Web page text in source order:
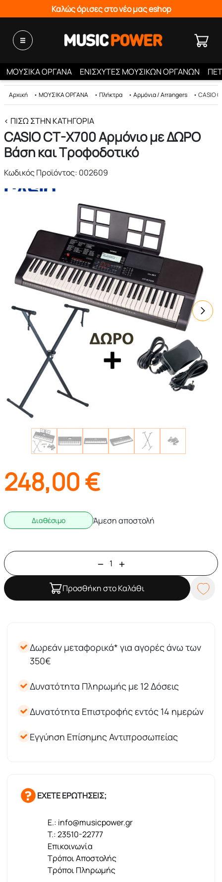
Καλώς όρισες στο νέο μας eshop
ΜΟΥΣΙΚΑ ΟΡΓΑΝΑ ΕΝΙΣΧΥΤΕΣ ΜΟΥΣΙΚΩΝ ΟΡΓΑΝΩΝ
Αρχική • ΜΟΥΣΙΚΑ ΟΡΓΑΝΑ • Πλήκτρα • Αρμόνια / Arrangers • CASIO
< ΠΊΣΩ ΣΤΗΝ ΚΑΤΗΓΟΡΊΑ
CASIO CT-X700 Αρμόνιο με ΔΩΡΟ
Βάση και Τροφοδοτικό
Κωδικός Προϊόντος: 002609
248,00€
Διαθέσιμο Άμεση αποστολή
Προσθήκη στο Καλάθι
Δωρεάν μεταφορικά* για αγορές άνω των
350€
Δυνατότητα Πληρωμής με 12 Δόσεις
Δυνατότητα Επιστροφής εντός 14 ημερών
Εγγύηση Επίσημης Αντιπροσωπείας
ΕΧΕΤΕ ΕΡΩΤΗΣΕΙΣ;
E.: info@musicpower.gr
T.: 23510-22777
Επικοινωνία
Τρόποι Αποστολής
Τρόποι Πληρωμής